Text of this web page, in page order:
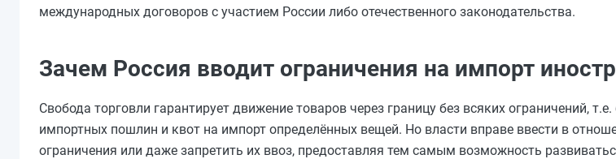
международных договоров с участием России либо отечественного законодательства.
Зачем Россия вводит ограничения на импорт
Свобода торговли гарантирует движение товаров через границу без всяких ограничений,
импортных пошлин и квот на импорт определённых вещей. Но власти вправе ввести в
ограничения или даже запретить их ввоз, предоставляя тем самым возможность